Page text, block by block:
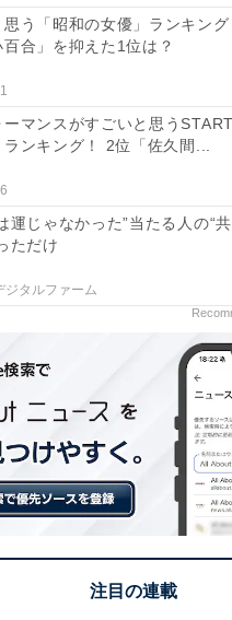
ラ／宮脇咲良（LE
View this post on
う「昭和の女優」ランキング
百合」を抑えた1位は？
ーマンスがすごいと思う
ランキング！ 2位「佐久間...
運じゃなかった”当たる人の“
ただけ
ジタルファーム
注目の連載